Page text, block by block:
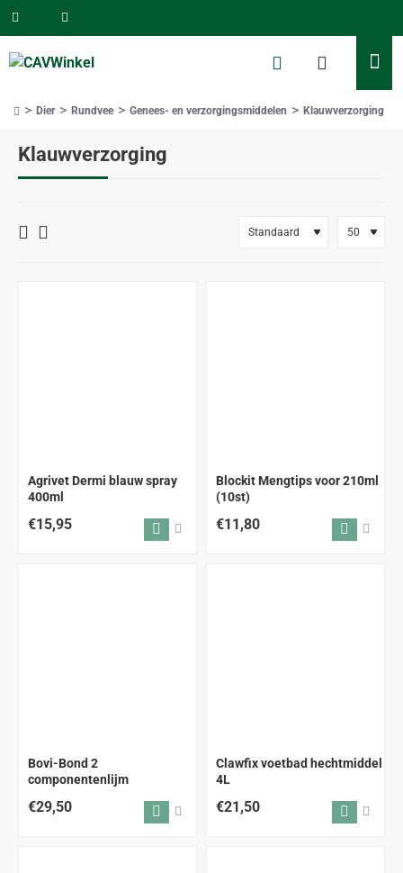
Klauwverzorging
Dier Rundvee Genees- en verzorgingsmiddelen Klauwverzorging
Agrivet Dermi blauw spray
400ml
€15,95
Blockit Mengtips voor 210ml
(10st)
€11,80
Bovi-Bond 2
componentenlijm
€29,50
Clawfix voetbad hechtmiddel
4L
€21,50